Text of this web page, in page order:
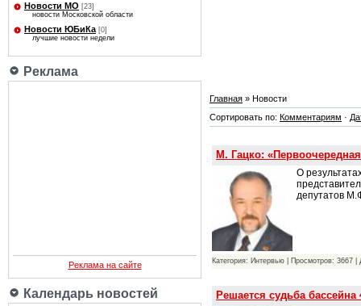
Новости МО [23]
новости Московской области
Новости ЮБиКа [0]
лучшие новости недели
Реклама
Реклама на сайте
Календарь новостей
Главная » Новости
Сортировать по: Комментариям ·
М. Гацко:
О
депутатов
Категория: Интервью | Просмотров: 3667
Решается судьба